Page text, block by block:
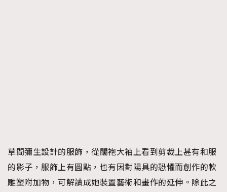
草間彌生設計的服飾，從闊袍大袖上看到剪裁上甚有和服
的影子，服飾上有圓點，也有因對陽具的恐懼而創作的軟
雕塑附加物，可解讀成她裝置藝術和畫作的延伸。除此之